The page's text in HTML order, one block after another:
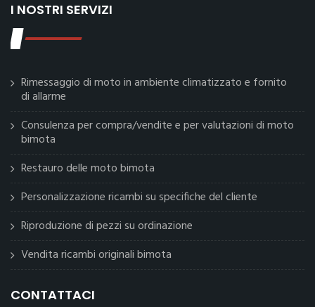
I NOSTRI SERVIZI
Rimessaggio di moto in ambiente climatizzato e fornito
di allarme
Consulenza per compra/vendite e per valutazioni di moto
bimota
Restauro delle moto bimota
Personalizzazione ricambi su specifiche del cliente
Riproduzione di pezzi su ordinazione
Vendita ricambi originali bimota
CONTATTACI